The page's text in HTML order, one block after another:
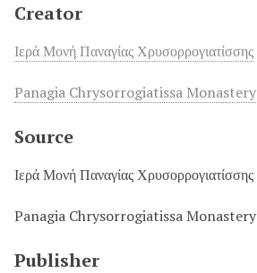
Creator
Ιερά Μονή Παναγίας Χρυσορρογιατίσσης
Panagia Chrysorrogiatissa Monastery
Source
Ιερά Μονή Παναγίας Χρυσορρογιατίσσης
Panagia Chrysorrogiatissa Monastery
Publisher